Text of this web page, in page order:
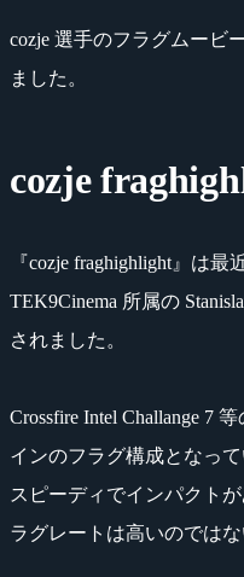
cozje 選手のフラグムービ
ました。
cozje
『cozje fraghighlight』は
TEK9Cinema 所属の
されました。
Crossfire Intel Challange 7
インのフラグ構成となって
スピーディでインパクト
ラグレートは高いのではな